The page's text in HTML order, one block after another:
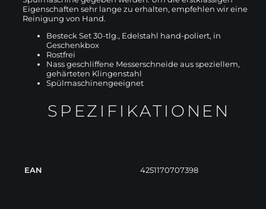
Eigenschaften sehr lange zu erhalten, empfehlen wir eine
Reinigung von Hand.
Besteck Set 30-tlg., Edelstahl hand-poliert, in
Geschenkbox
Rostfrei
Nass geschliffene Messerschneide aus speziellem,
gehärteten Klingenstahl
Spülmaschinengeeignet
SPEZIFIKATIONEN
EAN 4251170707398